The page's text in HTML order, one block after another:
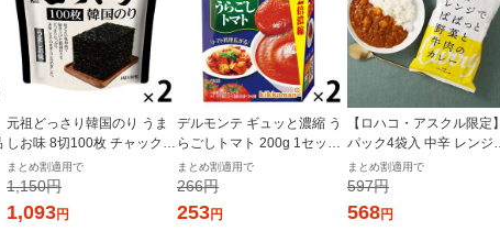
元祖どっさり韓国のり うま
しお味 8切100枚 チャック付
き 1セット（1個×2）オリオ
ンジャコー
まとめ割適用で
1,150円
1,093円
デルモンテ ギュッと濃縮 う
らごしトマト 200g 1セット
（1個×2）キッコーマン 紙
パック
まとめ割適用で
266円
253円
【ロハコ・アスクル限定
パック4袋入 中辛 レンジ
ぱぱっと野菜と牛肉のカレ
ー 180g 1個 オリジナル レ
ルト（イチオシ） オリジナ
ル
まとめ割適用で
597円
568円